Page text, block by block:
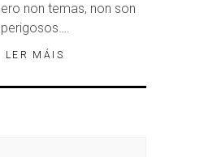
non temas, non son
perigosos….
LER MÁIS